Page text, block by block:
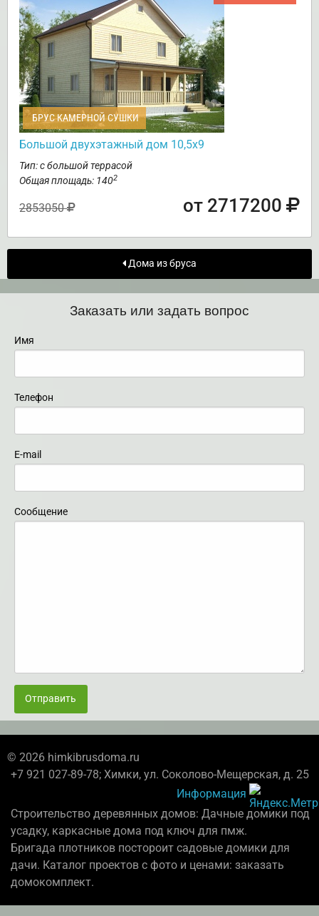
БРУС КАМЕРНОЙ СУШКИ
Большой двухэтажный дом 10,5х9
Тип: с большой террасой
Общая площадь: 1402
2853050 от 2717200
Дома из бруса
Заказать или задать вопрос
Имя
Телефон
E-mail
Сообщение
Отправить
© 2026 himkibrusdoma.ru
+7 921 027-89-78; Химки, ул. Соколово-Мещерская, д. 25
Информация
Строительство деревянных домов: Дачные домики под
усадку, каркасные дома под ключ для пмж.
Бригада плотников постороит садовые домики для
дачи. Каталог проектов с фото и ценами: заказать
домокомплект.